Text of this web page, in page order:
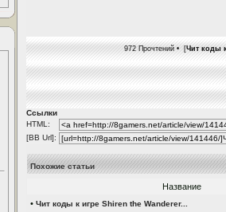
972 Прочтений • [Чит коды
Ссылки
HTML:
[BB Url]:
Похожие статьи
Название
• Чит коды к игре Shiren the Wanderer...